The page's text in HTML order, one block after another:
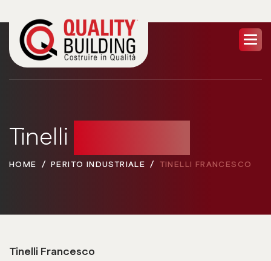
Tinelli
HOME PERITO INDUSTRIALE TINELLI FRANCESCO
Tinelli Francesco